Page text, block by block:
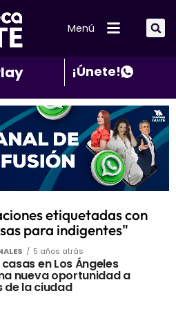
Menú
¡Únete!
etiquetadas con
para indigentes"
5 años atrás
en Los Ángeles
nueva oportunidad a
de la ciudad